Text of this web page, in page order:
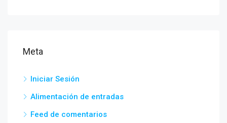
Meta
Iniciar Sesión
Alimentación de entradas
Feed de comentarios